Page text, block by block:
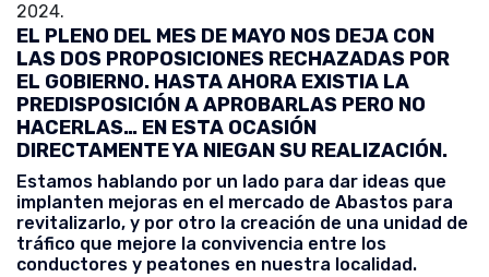
2024.
EL PLENO DEL MES DE MAYO NOS DEJA CON
LAS DOS PROPOSICIONES RECHAZADAS POR
EL GOBIERNO. HASTA AHORA EXISTIA LA
PREDISPOSICIÓN A APROBARLAS PERO NO
HACERLAS… EN ESTA OCASIÓN
DIRECTAMENTE YA NIEGAN SU REALIZACIÓN.
Estamos hablando por un lado para dar ideas que
implanten mejoras en el mercado de Abastos para
revitalizarlo, y por otro la creación de una unidad de
tráfico que mejore la convivencia entre los
conductores y peatones en nuestra localidad.